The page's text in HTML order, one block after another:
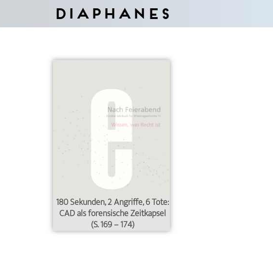
Diaphanes
180 Sekunden, 2 Angriffe, 6 Tote:
CAD als forensische Zeitkapsel
(S. 169 – 174)